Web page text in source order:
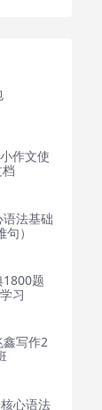
作文使
法基础
）
题
习
写作2
心语法